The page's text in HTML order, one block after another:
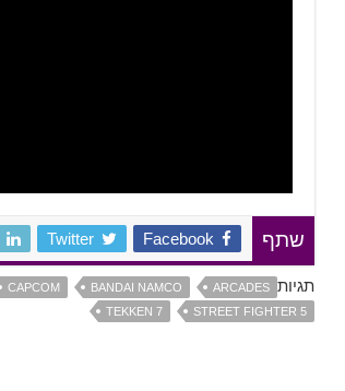
שתף Facebook
Twitter
תגיות ARCADES
BANDAI NAMCO
CAPCOM
STREET FIGHTER 5
TEKKEN 7